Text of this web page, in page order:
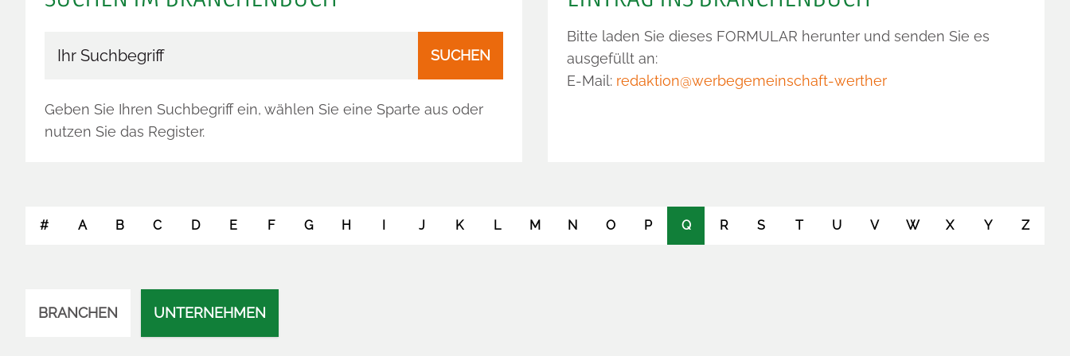
SUCHEN
Geben Sie Ihren Suchbegriff ein, wählen Sie eine Sparte aus oder
nutzen Sie das Register.
Bitte laden Sie dieses FORMULAR herunter und senden Sie es
ausgefüllt an:
E-Mail: redaktion@werbegemeinschaft-werther
# A B C D E F G H I J K L M N O P Q R S T U V W X Y Z
BRANCHEN UNTERNEHMEN